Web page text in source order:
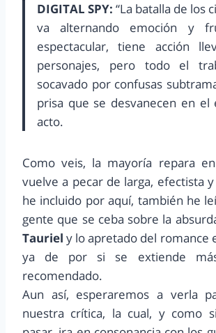
DIGITAL SPY: “La batalla de los
va alternando emoción y
espectacular, tiene acción
personajes, pero todo el
socavado por confusas
prisa que se desvanecen en el
acto.
Como veis, la mayoría repara
vuelve a pecar de larga, efectista
he incluido por aquí, también he
gente que se ceba sobre la
Tauriely lo apretado del romance
ya de por si se extiende
recomendado.
Aun así, esperaremos a verla
nuestra crítica, la cual, y como